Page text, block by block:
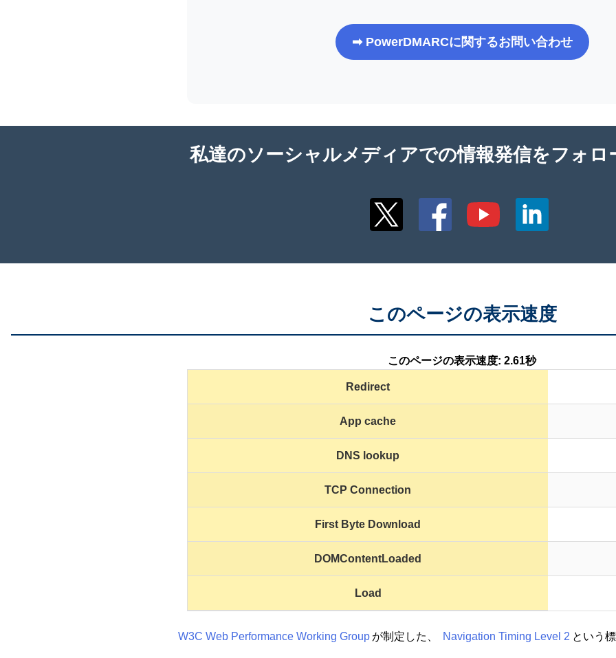
➡ PowerDMARCに関するお問い合わせ
私達のソーシャルメディアでの情報発信をフォロ
このページの表示速度
このページの表示速度: 2.61秒
Redirect
App cache
DNS lookup
TCP Connection
First Byte Download
DOMContentLoaded
Load
W3C Web Performance Working Group が制定した、 Navigation Timing Level 2 という